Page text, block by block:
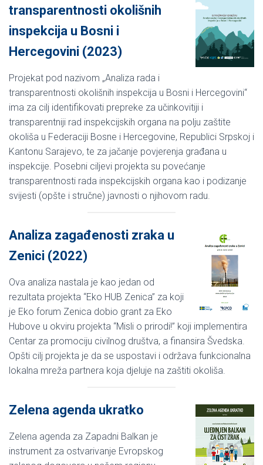
transparentnosti okolišnih
inspekcija u Bosni i
Hercegovini (2023)
Projekat pod nazivom „Analiza rada i
transparentnosti okolišnih inspekcija u Bosni i Hercegovini“
ima za cilj identifikovati prepreke za učinkovitiji i
transparentniji rad inspekcijskih organa na polju zaštite
okoliša u Federaciji Bosne i Hercegovine, Republici Srpskoj i
Kantonu Sarajevo, te za jačanje povjerenja građana u
inspekcije. Posebni ciljevi projekta su povećanje
transparentnosti rada inspekcijskih organa kao i podizanje
svijesti (opšte i stručne) javnosti o njihovom radu.
Analiza zagađenosti zraka u
Zenici (2022)
Ova analiza nastala je kao jedan od
rezultata projekta “Eko HUB Zenica” za koji
je Eko forum Zenica dobio grant za Eko
Hubove u okviru projekta “Misli o prirodi!” koji implementira
Centar za promociju civilnog društva, a finansira Švedska.
Opšti cilj projekta je da se uspostavi i održava funkcionalna
lokalna mreža partnera koja djeluje na zaštiti okoliša.
Zelena agenda ukratko
Zelena agenda za Zapadni Balkan je
instrument za ostvarivanje Evropskog